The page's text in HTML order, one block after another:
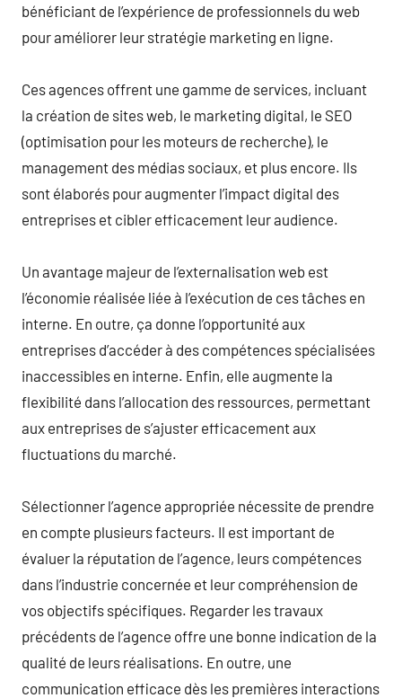
bénéficiant de l’expérience de professionnels du web
pour améliorer leur stratégie marketing en ligne.
Ces agences offrent une gamme de services, incluant
la création de sites web, le marketing digital, le SEO
(optimisation pour les moteurs de recherche), le
management des médias sociaux, et plus encore. Ils
sont élaborés pour augmenter l’impact digital des
entreprises et cibler efficacement leur audience.
Un avantage majeur de l’externalisation web est
l’économie réalisée liée à l’exécution de ces tâches en
interne. En outre, ça donne l’opportunité aux
entreprises d’accéder à des compétences spécialisées
inaccessibles en interne. Enfin, elle augmente la
flexibilité dans l’allocation des ressources, permettant
aux entreprises de s’ajuster efficacement aux
fluctuations du marché.
Sélectionner l’agence appropriée nécessite de prendre
en compte plusieurs facteurs. Il est important de
évaluer la réputation de l’agence, leurs compétences
dans l’industrie concernée et leur compréhension de
vos objectifs spécifiques. Regarder les travaux
précédents de l’agence offre une bonne indication de la
qualité de leurs réalisations. En outre, une
communication efficace dès les premières interactions